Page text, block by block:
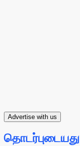
Advertise with us
தொடர்புடையது